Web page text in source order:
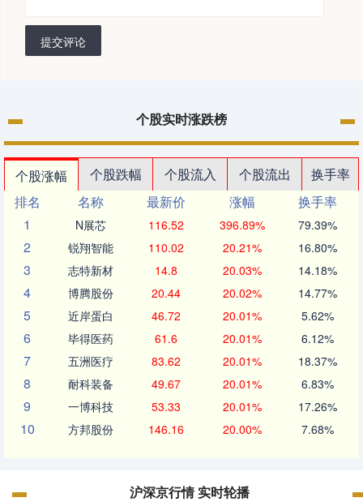
提交评论
个股实时涨跌榜
个股涨幅 个股跌幅 个股流入 个股流出
换手率
排名
名称 最新价 涨幅
换手率
1
N展芯 116.52 396.89% 79.39%
2 锐翔智能 110.02 20.21% 16.80%
3 志特新材 14.8 20.03% 14.18%
4 博腾股份 20.44 20.02% 14.77%
5 近岸蛋白 46.72 20.01% 5.62%
6 毕得医药 61.6 20.01% 6.12%
7 五洲医疗 83.62 20.01% 18.37%
8 耐科装备 49.67 20.01% 6.83%
9 一博科技 53.33 20.01% 17.26%
10 方邦股份 146.16 20.00% 7.68%
沪深京行情 实时轮播